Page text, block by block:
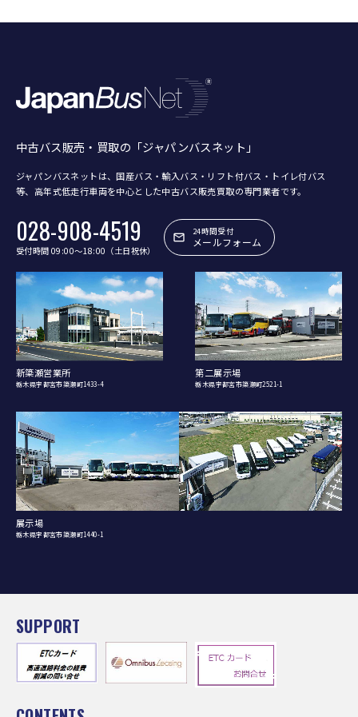
中古バス販売・買取の「ジャパンバスネット」
ジャパンバスネットは、国産バス・輸入バス・リフト付バス・トイレ付バス
等、 高年式低走行車両を中心とした中古バス販売買取の専門業者です。
028-908-4519
受付時間 09:00〜18:00（土日祝休）
24時間受付
メールフォーム
新簗瀬営業所
栃木県宇都宮市簗瀬町1433-4
第二展示場
栃木県宇都宮市簗瀬町2521-1
展示場
栃木県宇都宮市簗瀬町1440-1
SUPPORT